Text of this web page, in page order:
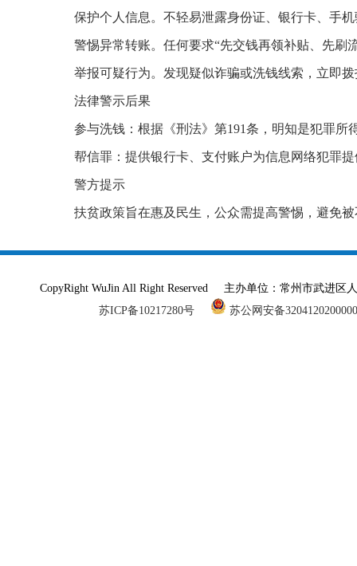
保护个人信息。不轻易泄露身份证、银行卡、手
警惕异常转账。任何要求“先交钱再领补贴、先刷
举报可疑行为。发现疑似诈骗或洗钱线索，立即拨
法律警示后果
参与洗钱：根据《刑法》第191条，明知是犯罪
帮信罪：提供银行卡、支付账户为信息网络犯罪
警方提示
扶贫政策旨在惠及民生，公众需提高警惕，避免
CopyRight WuJin All Right Reserved 主办单位：常州市武进
苏ICP备10217280号
苏公网安备